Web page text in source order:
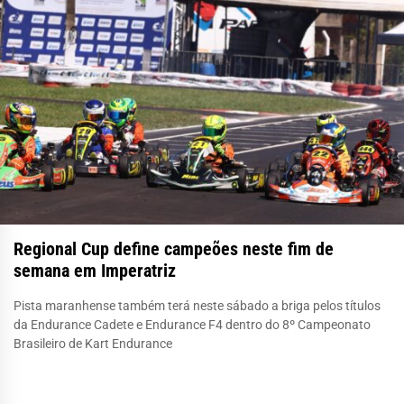
Regional Cup define campeões neste fim de
semana em Imperatriz
Pista maranhense também terá neste sábado a briga pelos títulos
da Endurance Cadete e Endurance F4 dentro do 8º Campeonato
Brasileiro de Kart Endurance